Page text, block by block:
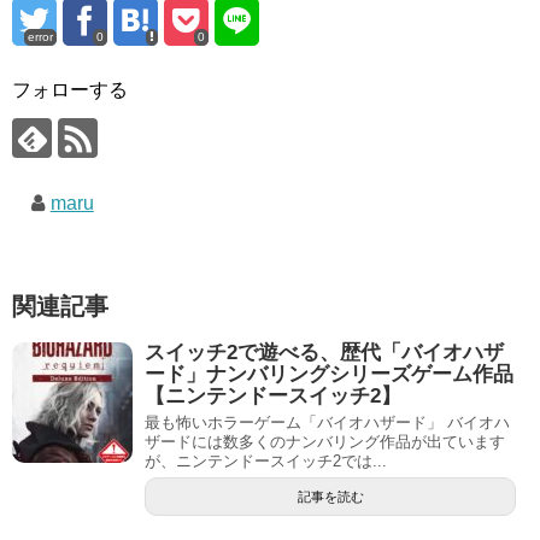
error 0 0
フォローする
maru
関連記事
スイッチ2で遊べる、歴代「バイオハザ
ード」ナンバリングシリーズゲーム作品
【ニンテンドースイッチ2】
最も怖いホラーゲーム「バイオハザード」 バイオハ
ザードには数多くのナンバリング作品が出ています
が、ニンテンドースイッチ2では...
記事を読む